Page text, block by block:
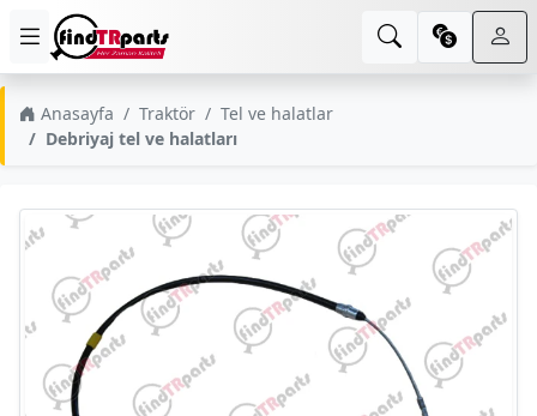
Anasayfa Traktör
Tel ve halatlar
Debriyaj tel ve halatları